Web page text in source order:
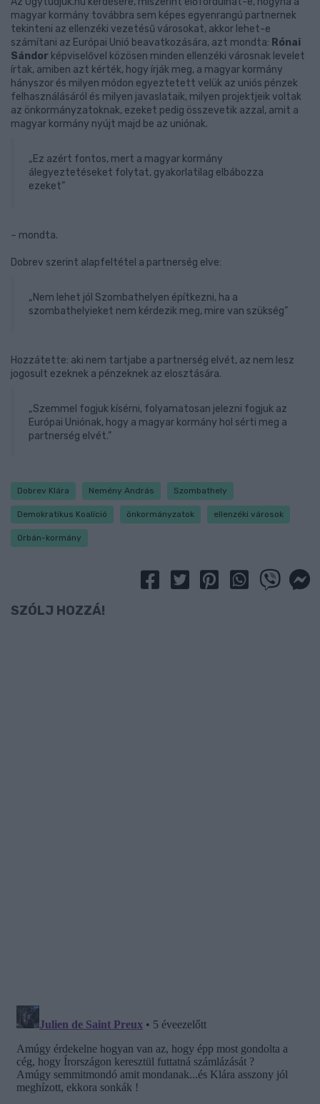
magyar kormány továbbra sem képes egyenrangú partnernek
tekinteni az ellenzéki vezetésű városokat, akkor lehet-e
számítani az Európai Unió beavatkozására, azt mondta: Rónai
Sándor képviselővel közösen minden ellenzéki városnak levelet
írtak, amiben azt kérték, hogy írják meg, a magyar kormány
hányszor és milyen módon egyeztetett velük az uniós pénzek
felhasználásáról és milyen javaslataik, milyen projektjeik voltak
az önkormányzatoknak, ezeket pedig összevetik azzal, amit a
magyar kormány nyújt majd be az uniónak.
„Ez azért fontos, mert a magyar kormány
álegyeztetéseket folytat, gyakorlatilag elbábozza
ezeket”
– mondta.
Dobrev szerint alapfeltétel a partnerség elve:
„Nem lehet jól Szombathelyen építkezni, ha a
szombathelyieket nem kérdezik meg, mire van szükség”
Hozzátette: aki nem tartjabe a partnerség elvét, az nem lesz
jogosult ezeknek a pénzeknek az elosztására.
„Szemmel fogjuk kísérni, folyamatosan jelezni fogjuk az
Európai Uniónak, hogy a magyar kormány hol sérti meg a
partnerség elvét.”
Dobrev Klára Nemény András Szombathely
Demokratikus Koalíció önkormányzatok ellenzéki városok
Orbán-kormány
SZÓLJ HOZZÁ!